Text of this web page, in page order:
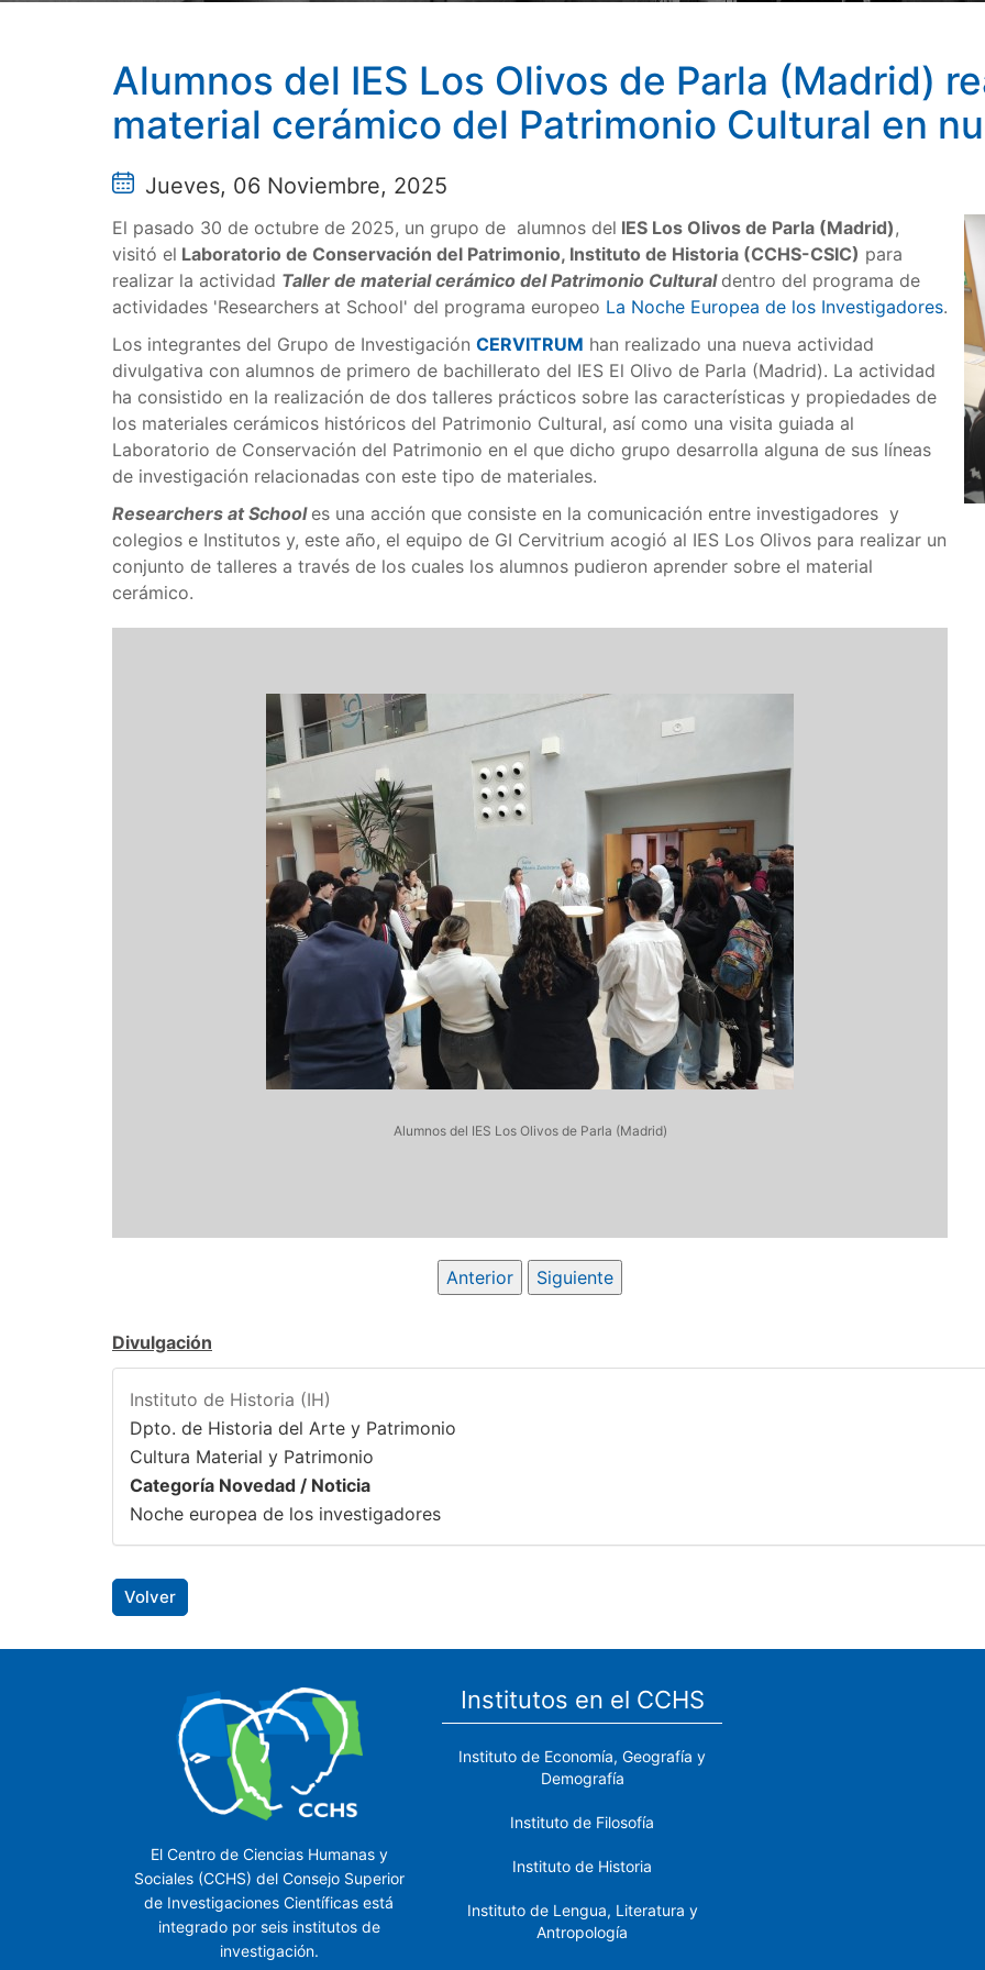
Alumnos del IES Los Olivos de Parla (Madrid)
material cerámico del Patrimonio Cultural en
Jueves, 06 Noviembre, 2025
El pasado 30 de octubre de 2025, un grupo de alumnos del IES Los Olivos de Parla (Madrid),
visitó el Laboratorio de Conservación del Patrimonio, Instituto de Historia (CCHS-CSIC) para
realizar la actividad Taller de material cerámico del Patrimonio Cultural dentro del programa de
actividades 'Researchers at School' del programa europeo La Noche Europea de los Investigadores.
Los integrantes del Grupo de Investigación CERVITRUM han realizado una nueva actividad
divulgativa con alumnos de primero de bachillerato del IES El Olivo de Parla (Madrid). La actividad
ha consistido en la realización de dos talleres prácticos sobre las características y propiedades de
los materiales cerámicos históricos del Patrimonio Cultural, así como una visita guiada al
Laboratorio de Conservación del Patrimonio en el que dicho grupo desarrolla alguna de sus líneas
de investigación relacionadas con este tipo de materiales.
Researchers at School es una acción que consiste en la comunicación entre investigadores y
colegios e Institutos y, este año, el equipo de GI Cervitrium acogió al IES Los Olivos para realizar un
conjunto de talleres a través de los cuales los alumnos pudieron aprender sobre el material
cerámico.
Alumnos del IES Los Olivos de Parla (Madrid)
Anterior Siguiente
Divulgación
Instituto de Historia (IH)
Dpto. de Historia del Arte y Patrimonio
Cultura Material y Patrimonio
Categoría Novedad / Noticia
Noche europea de los investigadores
Volver
El Centro de Ciencias Humanas y
Sociales (CCHS) del Consejo Superior
de Investigaciones Científicas está
integrado por seis institutos de
investigación.
Institutos en el CCHS
Instituto de Economía, Geografía y
Demografía
Instituto de Filosofía
Instituto de Historia
Instituto de Lengua, Literatura y
Antropología